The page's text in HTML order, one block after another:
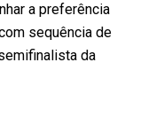
a preferência
sequência de
da